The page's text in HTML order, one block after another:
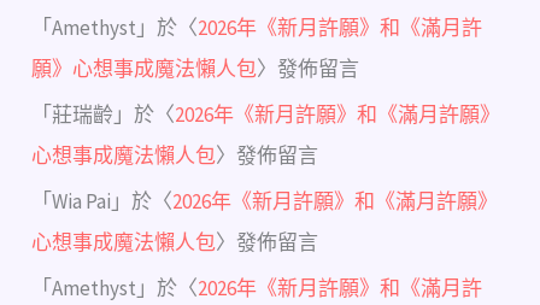
「Amethyst 」於〈2026年《新月許願》和《滿月許
願》心想事成魔法懶人包〉發佈留言
「莊瑞齡 」於〈2026年《新月許願》和《滿月許願》
心想事成魔法懶人包〉發佈留言
「Wia Pai 」於〈2026年《新月許願》和《滿月許願》
心想事成魔法懶人包〉發佈留言
「Amethyst 」於〈2026年《新月許願》和《滿月許